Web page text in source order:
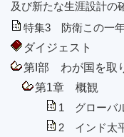
及び新たな生涯設計の
特集3 防衛この一
ダイジェスト
第I部 わが国を取
第1章 概観
1 グローバ
2 インド太